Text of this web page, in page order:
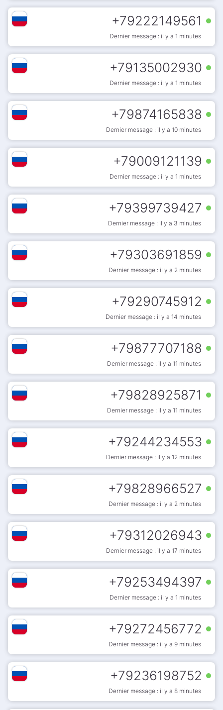
+79222149561
Dernier message : il y a 1 minutes
+79135002930
Dernier message : il y a 1 minutes
+79874165838
Dernier message : il y a 10 minutes
+79009121139
Dernier message : il y a 1 minutes
+79399739427
Dernier message : il y a 3 minutes
+79303691859
Dernier message : il y a 2 minutes
+79290745912
Dernier message : il y a 14 minutes
+79877707188
Dernier message : il y a 11 minutes
+79828925871
Dernier message : il y a 11 minutes
+79244234553
Dernier message : il y a 12 minutes
+79828966527
Dernier message : il y a 2 minutes
+79312026943
Dernier message : il y a 17 minutes
+79253494397
Dernier message : il y a 1 minutes
+79272456772
Dernier message : il y a 9 minutes
+79236198752
Dernier message : il y a 8 minutes